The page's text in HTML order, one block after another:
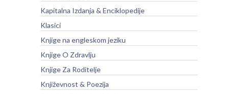
Kapitalna Izdanja & Enciklopedije
Klasici
Knjige na engleskom jeziku
Knjige O Zdravlju
Knjige Za Roditelje
Književnost & Poezija